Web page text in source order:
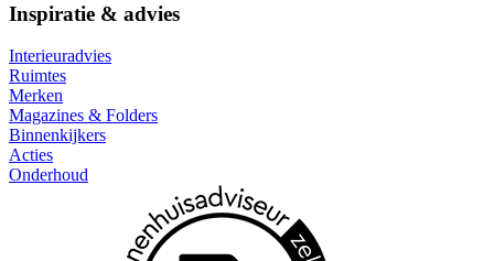
Inspiratie & advies
Interieuradvies
Ruimtes
Merken
Magazines & Folders
Binnenkijkers
Acties
Onderhoud